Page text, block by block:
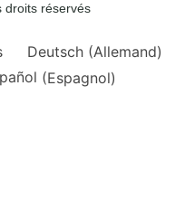
droits réservés
Deutsch(Allemand)
(Espagnol)